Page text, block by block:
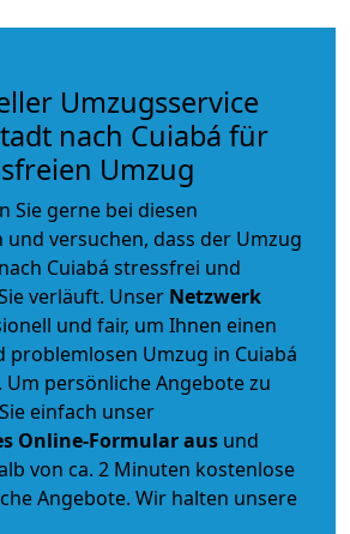
Umzugsservice
nach Cuiabá für
Umzug
Sie gerne bei diesen
und versuchen, dass der Umzug
Cuiabá stressfrei und
verläuft. Unser Netzwerk
und fair, um Ihnen einen
problemlosen Umzug in Cuiabá
persönliche Angebote zu
einfach unser
Online-Formular aus und
von ca. 2 Minuten kostenlose
Angebote. Wir halten unsere